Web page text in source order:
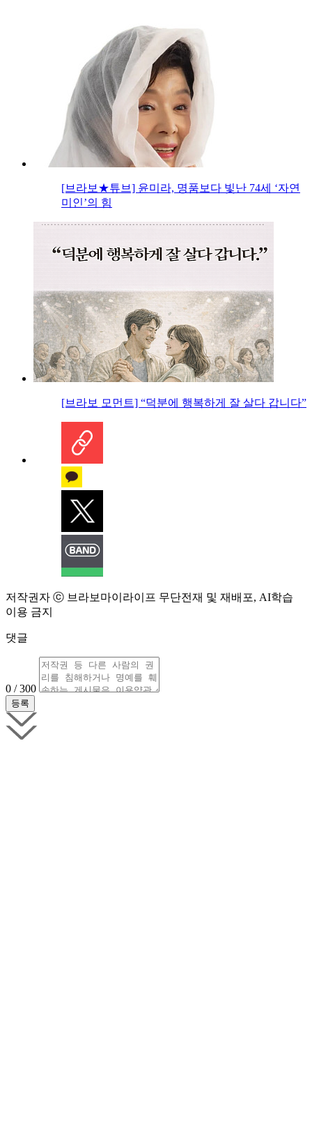
[브라보★튜브] 윤미라, 명품보다 빛난 74세 ‘자연
미인’의 힘
[브라보 모먼트] “덕분에 행복하게 잘 살다 갑니다”
저작권자 ⓒ 브라보마이라이프 무단전재 및 재배포, AI학습
이용 금지
댓글
0 / 300